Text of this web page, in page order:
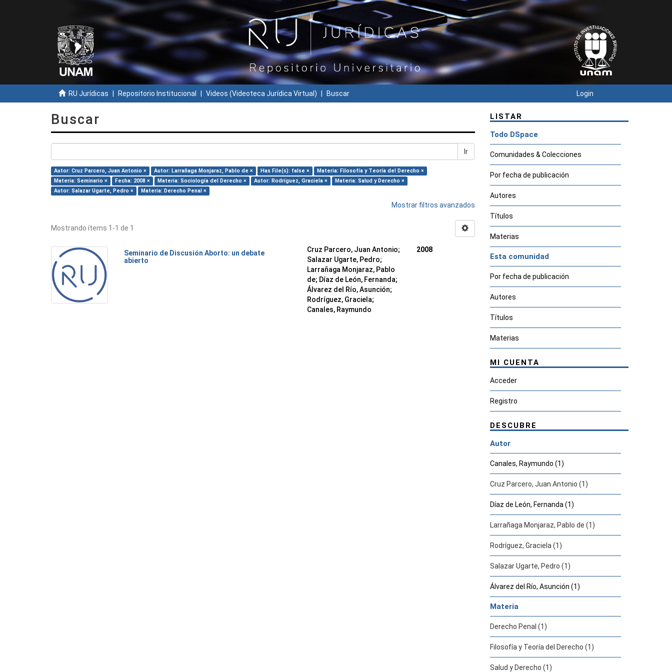
RU Jurídicas Repositorio Institucional Videos (Videoteca Jurídica Virtual) Buscar Login
Buscar
Ir
Autor: Cruz Parcero, Juan Antonio × Autor: Larrañaga Monjaraz, Pablo de × Has File(s): false ×
Materia: Filosofía y Teoría del Derecho ×
Materia: Seminario ×
Fecha: 2008 × Materia: Sociología del Derecho × Autor: Rodríguez, Graciela ×
Materia: Salud y Derecho ×
Autor: Salazar Ugarte, Pedro ×
Materia: Derecho Penal ×
Mostrar filtros avanzados
Mostrando ítems 1-1 de 1
Seminario de Discusión Aborto: un debate
abierto
Cruz Parcero, Juan Antonio;
Salazar Ugarte, Pedro;
Larrañaga Monjaraz, Pablo
de; Díaz de León, Fernanda;
Álvarez del Río, Asunción;
Rodríguez, Graciela;
Canales, Raymundo
2008
LISTAR
Todo DSpace
Comunidades & Colecciones
Por fecha de publicación
Autores
Títulos
Materias
Esta comunidad
Por fecha de publicación
Autores
Títulos
Materias
MI CUENTA
Acceder
Registro
DESCUBRE
Autor
Canales, Raymundo (1)
Cruz Parcero, Juan Antonio (1)
Díaz de León, Fernanda (1)
Larrañaga Monjaraz, Pablo de (1)
Rodríguez, Graciela (1)
Salazar Ugarte, Pedro (1)
Álvarez del Río, Asunción (1)
Materia
Derecho Penal (1)
Filosofía y Teoría del Derecho (1)
Salud y Derecho (1)